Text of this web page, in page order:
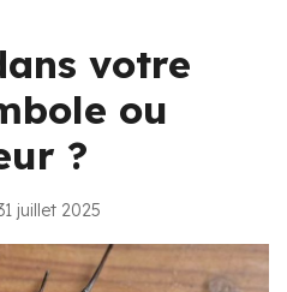
votre
ou
?
juillet 2025